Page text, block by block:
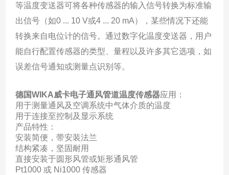
等温度变送器可将各种传感器的输入信号转换为标准输
出信号（如0 ... 10 V或4 ... 20 mA），某些情况下还能
转换来自电位计的信号。通过数字化温度变送器，用户
能自行配置传感器的类型、量程以及许多其它选项，如
误差信号通知或测量点识别等。
德国WIKA威卡电子通风管道温度传感器应用：
用于测量通风及空调系统中气体介质的温度
用于连接至控制及显示系统
产品特性：
安装简便，带安装法兰
结构紧凑，坚固耐用
直接安装于圆形风管或矩形通风管
Pt1000 或 Ni1000 传感器